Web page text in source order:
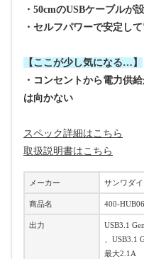
・50cmのUSBケーブルが
・セルフパワーで安定し
【ここが少し気になる…】
・コンセントから電力供
は向かない
スペック詳細はこちら
取扱説明書はこちら
メーカー サンワダ
商品名 400-
出力
USB3.1
、USB3.1
最大2.1A